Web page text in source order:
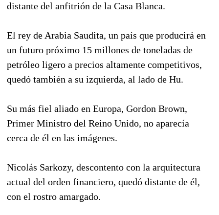
distante del anfitrión de la Casa Blanca.
El rey de Arabia Saudita, un país que producirá en
un futuro próximo 15 millones de toneladas de
petróleo ligero a precios altamente competitivos,
quedó también a su izquierda, al lado de Hu.
Su más fiel aliado en Europa, Gordon Brown,
Primer Ministro del Reino Unido, no aparecía
cerca de él en las imágenes.
Nicolás Sarkozy, descontento con la arquitectura
actual del orden financiero, quedó distante de él,
con el rostro amargado.